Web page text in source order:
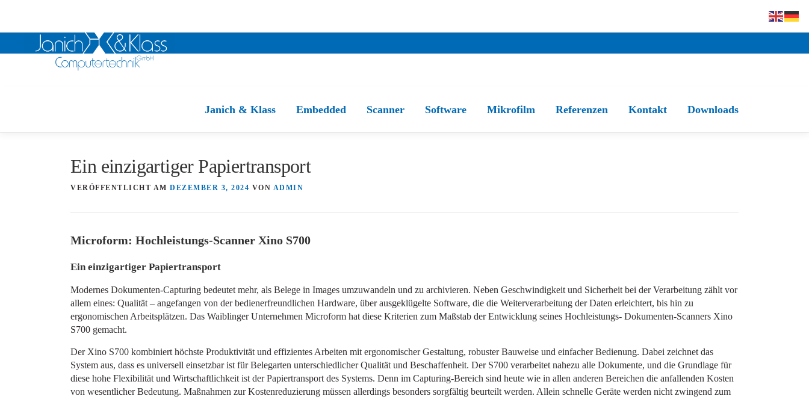
Janich & Klass Embedded Scanner Software Mikrofilm Referenzen Kontakt Downloads
Ein einzigartiger Papiertransport
VERÖFFENTLICHT AM DEZEMBER 3, 2024 VON ADMIN
Microform: Hochleistungs-Scanner Xino S700
Ein einzigartiger Papiertransport
Modernes Dokumenten-Capturing bedeutet mehr, als Belege in Images umzuwandeln und zu archivieren. Neben Geschwindigkeit und Sicherheit bei der Verarbeitung zählt vor
allem eines: Qualität – angefangen von der bedienerfreundlichen Hardware, über ausgeklügelte Software, die die Weiterverarbeitung der Daten erleichtert, bis hin zu
ergonomischen Arbeitsplätzen. Das Waiblinger Unternehmen Microform hat diese Kriterien zum Maßstab der Entwicklung seines Hochleistungs- Dokumenten-Scanners Xino
S700 gemacht.
Der Xino S700 kombiniert höchste Produktivität und effizientes Arbeiten mit ergonomischer Gestaltung, robuster Bauweise und einfacher Bedienung. Dabei zeichnet das
System aus, dass es universell einsetzbar ist für Belegarten unterschiedlicher Qualität und Beschaffenheit. Der S700 verarbeitet nahezu alle Dokumente, und die Grundlage für
diese hohe Flexibilität und Wirtschaftlichkeit ist der Papiertransport des Systems. Denn im Capturing-Bereich sind heute wie in allen anderen Bereichen die anfallenden Kosten
von wesentlicher Bedeutung. Maßnahmen zur Kostenreduzierung müssen allerdings besonders sorgfältig beurteilt werden. Allein schnelle Geräte werden nicht zwingend zum